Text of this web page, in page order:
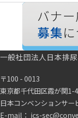
一般社団法人日本排
〒100 - 0013
東京都千代田区霞が関
日本コンベンションサー
E-mail： jcs-